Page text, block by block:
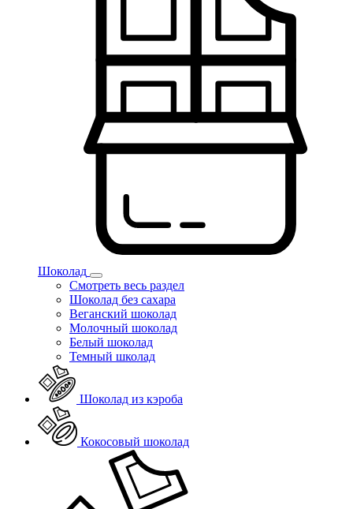
Шоколад
Смотреть весь раздел
Шоколад без сахара
Веганский шоколад
Молочный шоколад
Белый шоколад
Темный школад
Шоколад из кэроба
Кокосовый шоколад